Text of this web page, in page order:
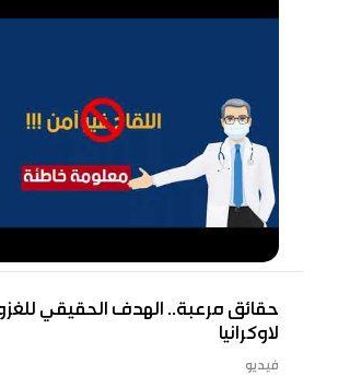
حقائق مرعبة.. الهدف الحقيقي
لاوكرانيا
فيديو